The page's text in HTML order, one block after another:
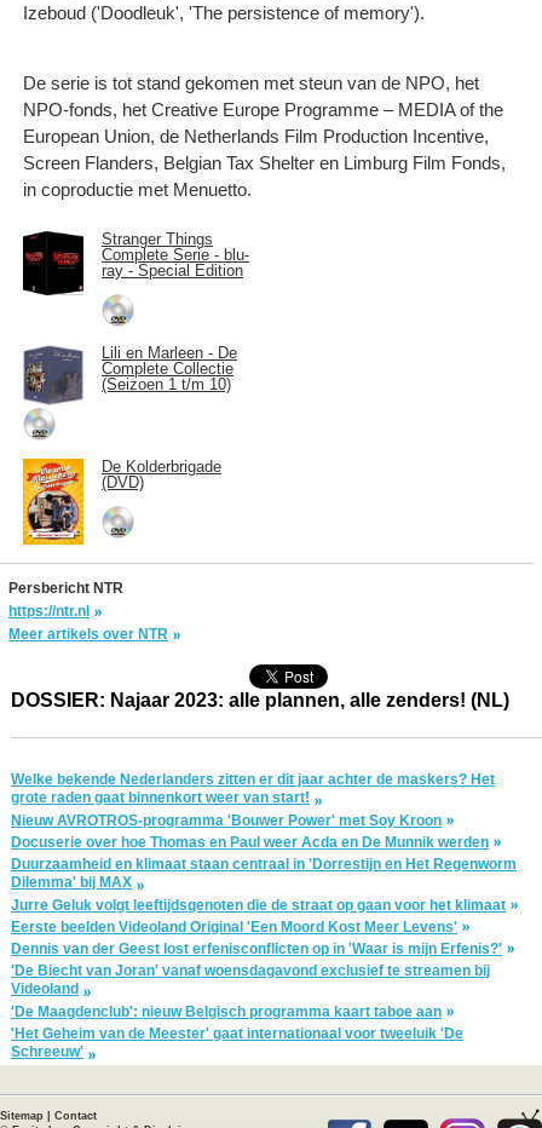
Izeboud ('Doodleuk', 'The persistence of memory').
De serie is tot stand gekomen met steun van de NPO, het
NPO-fonds, het Creative Europe Programme – MEDIA of the
European Union, de Netherlands Film Production Incentive,
Screen Flanders, Belgian Tax Shelter en Limburg Film Fonds,
in coproductie met Menuetto.
Stranger Things
Complete Serie - blu-
ray - Special Edition
Lili en Marleen - De
Complete Collectie
(Seizoen 1 t/m 10)
De Kolderbrigade
(DVD)
Persbericht NTR
https://ntr.nl
Meer artikels over NTR
DOSSIER: Najaar 2023: alle plannen, alle zenders! (NL)
Welke bekende Nederlanders zitten er dit jaar achter de maskers? Het
grote raden gaat binnenkort weer van start!
Nieuw AVROTROS-programma 'Bouwer Power' met Soy Kroon
Docuserie over hoe Thomas en Paul weer Acda en De Munnik werden
Duurzaamheid en klimaat staan centraal in 'Dorrestijn en Het Regenworm
Dilemma' bij MAX
Jurre Geluk volgt leeftijdsgenoten die de straat op gaan voor het klimaat
Eerste beelden Videoland Original 'Een Moord Kost Meer Levens'
Dennis van der Geest lost erfenisconflicten op in 'Waar is mijn Erfenis?'
'De Biecht van Joran' vanaf woensdagavond exclusief te streamen bij
Videoland
'De Maagdenclub': nieuw Belgisch programma kaart taboe aan
'Het Geheim van de Meester' gaat internationaal voor tweeluik 'De
Schreeuw'
Sitemap
Contact